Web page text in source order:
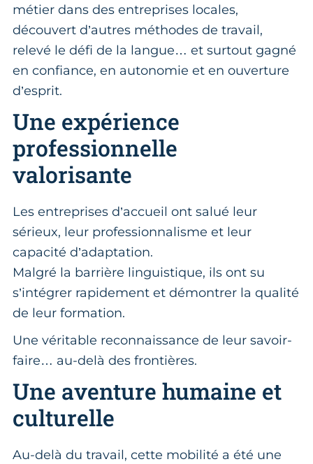
métier dans des entreprises locales,
découvert d’autres méthodes de travail,
relevé le défi de la langue… et surtout gagné
en confiance, en autonomie et en ouverture
d’esprit.
Une expérience
professionnelle
valorisante
Les entreprises d’accueil ont salué leur
sérieux, leur professionnalisme et leur
capacité d’adaptation.
Malgré la barrière linguistique, ils ont su
s’intégrer rapidement et démontrer la qualité
de leur formation.
Une véritable reconnaissance de leur savoir-
faire… au-delà des frontières.
Une aventure humaine et
culturelle
Au-delà du travail, cette mobilité a été une